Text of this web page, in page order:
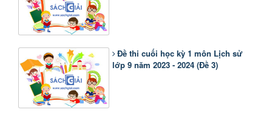
Đề thi cuối học kỳ 1 môn Lịch sử
lớp 9 năm 2023 - 2024 (Đề 3)